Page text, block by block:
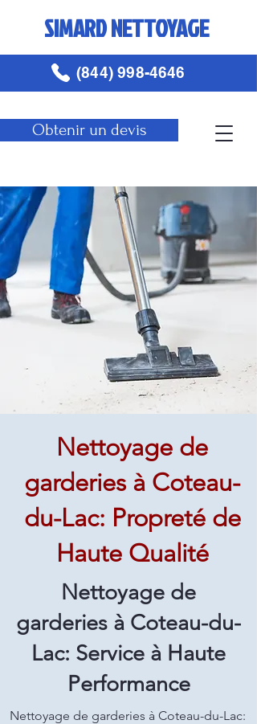
SIMARD NETTOYAGE
Obtenir un devis
(844) 998-4646
Nettoyage de
garderies à Coteau-
du-Lac: Propreté de
Haute Qualité
Nettoyage de
garderies à Coteau-du-
Lac: Service à Haute
Performance
Nettoyage de garderies à Coteau-du-Lac: